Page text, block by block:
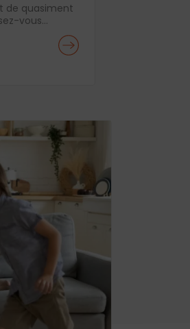
de quasiment
vous...